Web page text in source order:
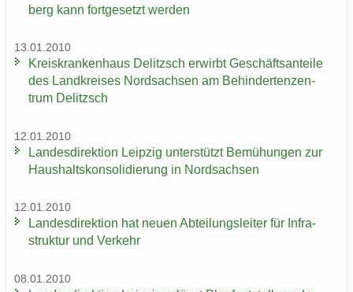
berg kann fort­ge­setzt wer­den
13.01.2010
Kreis­kran­ken­haus De­litzsch er­wirbt Ge­schäfts­an­tei­le
des Land­krei­ses Nord­sach­sen am Be­hin­der­ten­zen­
trum De­litzsch
12.01.2010
Lan­des­di­rek­ti­on Leip­zig un­ter­stützt Be­mü­hun­gen zur
Haus­halts­kon­so­li­die­rung in Nord­sach­sen
12.01.2010
Lan­des­di­rek­ti­on hat neuen Ab­tei­lungs­lei­ter für In­fra­
struk­tur und Ver­kehr
08.01.2010